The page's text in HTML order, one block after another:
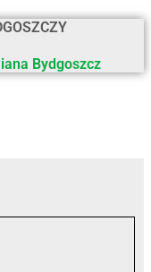
Bydgoszcz